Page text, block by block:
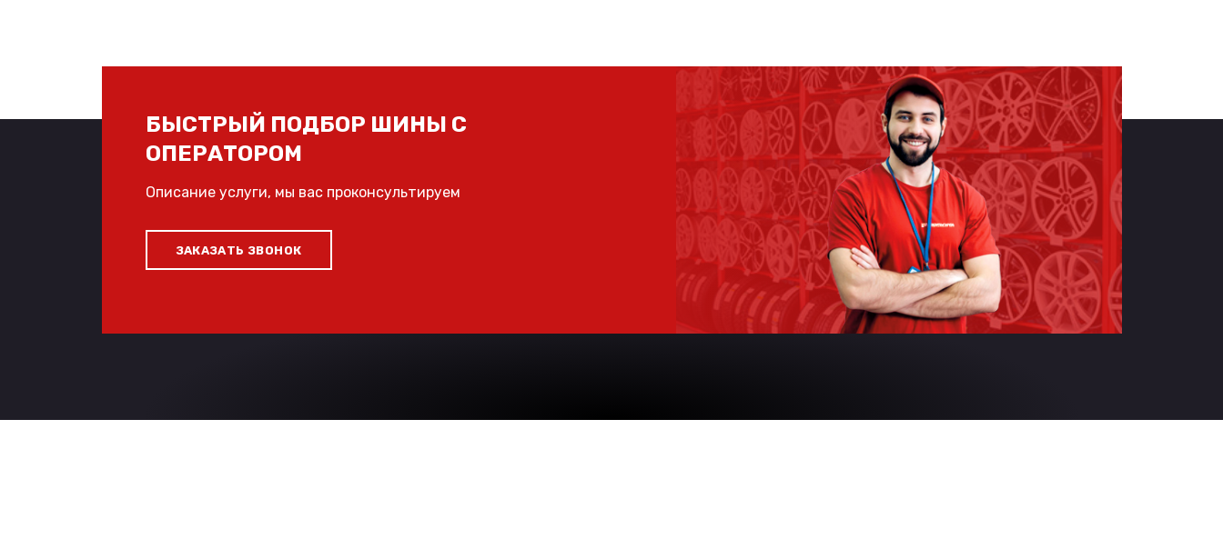
БЫСТРЫЙ ПОДБОР ШИНЫ С
ОПЕРАТОРОМ
Описание услуги, мы вас проконсультируем
ЗАКАЗАТЬ ЗВОНОК